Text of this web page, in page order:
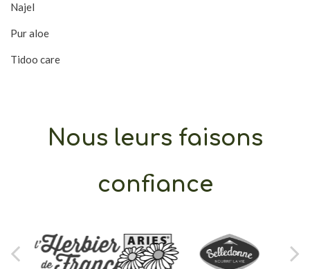
Najel
Pur aloe
Tidoo care
Nous leurs faisons
confiance